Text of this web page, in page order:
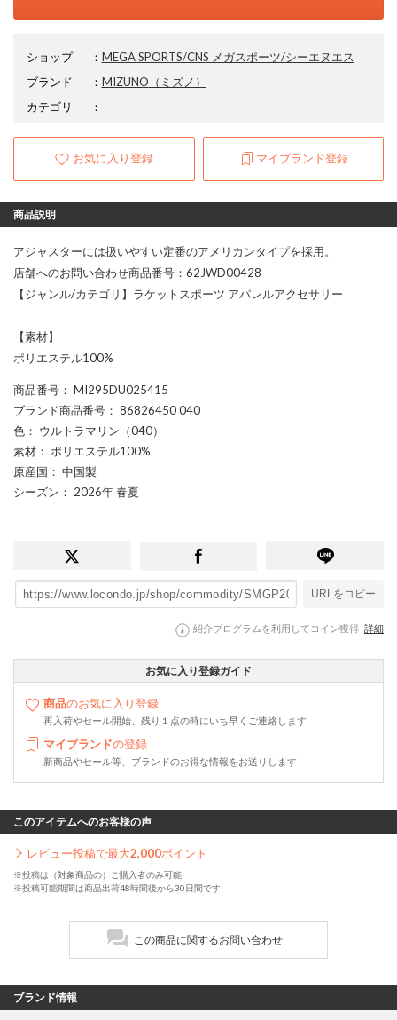
ショップ ： MEGA SPORTS/CNS メガスポーツ/シーエヌエス
ブランド
： MIZUNO （ミズノ）
カテゴリ
：
お気に入り登録 マイブランド登録
商品説明
アジャスターには扱いやすい定番のアメリカンタイプを採用。
店舗へのお問い合わせ商品番号：62JWD00428
【ジャンル/カテゴリ】ラケットスポーツ アパレルアクセサリー
【素材】
ポリエステル100%
商品番号 ： MI295DU025415
ブランド商品番号 ： 86826450 040
色 ： ウルトラマリン（040）
素材 ： ポリエステル100%
原産国 ： 中国製
シーズン ： 2026年 春夏
URLをコピー
紹介プログラムを利用してコイン獲得 詳細
お気に入り登録ガイド
商品のお気に入り登録
再入荷やセール開始、残り１点の時にいち早くご連絡します
マイブランドの登録
新商品やセール等、ブランドのお得な情報をお送りします
このアイテムへのお客様の声
レビュー投稿で最大2,000ポイント
※投稿は（対象商品の）ご購入者のみ可能
※投稿可能期間は商品出荷48時間後から30日間です
この商品に関するお問い合わせ
ブランド情報